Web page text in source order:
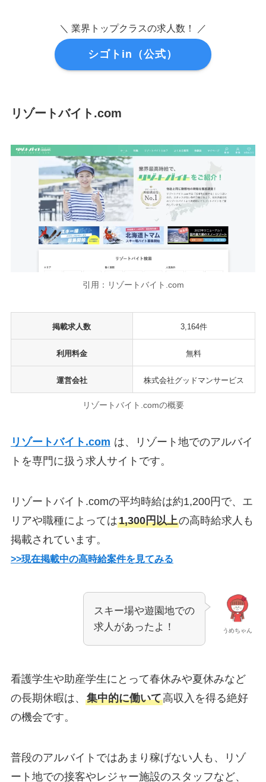
＼ 業界トップクラスの求人数！ ／
シゴトin（公式）
リゾートバイト.com
引用：リゾートバイト.com
掲載求人数 3,164件
利用料金 無料
運営会社 株式会社グッドマンサービス
リゾートバイト.comの概要
リゾートバイト.com は、リゾート地でのアルバイ
トを専門に扱う求人サイトです。
リゾートバイト.comの平均時給は約1,200円で、エ
リアや職種によっては1,300円以上の高時給求人も
掲載されています。
>>現在掲載中の高時給案件を見てみる
うめちゃん
スキー場や遊園地での
求人があったよ！
看護学生や助産学生にとって春休みや夏休みなど
の長期休暇は、 集中的に働いて高収入を得る絶好
の機会です。
普段のアルバイトではあまり稼げない人も、リゾ
ート地での接客やレジャー施設のスタッフなど、